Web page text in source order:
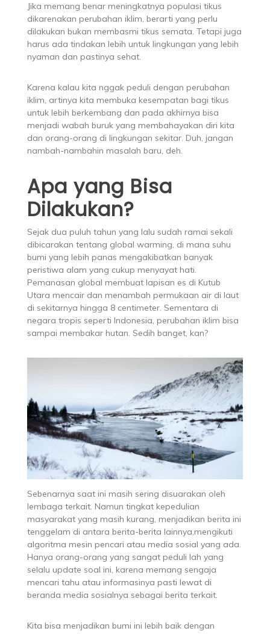
Jika memang benar meningkatnya populasi tikus
dikarenakan perubahan iklim, berarti yang perlu
dilakukan bukan membasmi tikus semata. Tetapi juga
harus ada tindakan lebih untuk lingkungan yang lebih
nyaman dan pastinya sehat.
Karena kalau kita nggak peduli dengan perubahan
iklim, artinya kita membuka kesempatan bagi tikus
untuk lebih berkembang dan pada akhirnya bisa
menjadi wabah buruk yang membahayakan diri kita
dan orang-orang di lingkungan sekitar. Duh, jangan
nambah-nambahin masalah baru, deh.
Apa yang Bisa
Dilakukan?
Sejak dua puluh tahun yang lalu sudah ramai sekali
dibicarakan tentang global warming, di mana suhu
bumi yang lebih panas mengakibatkan banyak
peristiwa alam yang cukup menyayat hati.
Pemanasan global membuat lapisan es di Kutub
Utara mencair dan menambah permukaan air di laut
di sekitarnya hingga 8 centimeter. Sementara di
negara tropis seperti Indonesia, perubahan iklim bisa
sampai membakar hutan. Sedih banget, kan?
Sebenarnya saat ini masih sering disuarakan oleh
lembaga terkait. Namun tingkat kepedulian
masyarakat yang masih kurang, menjadikan berita ini
tenggelam di antara berita-berita lainnya,mengikuti
algoritma mesin pencari atau media sosial yang ada.
Hanya orang-orang yang sangat peduli lah yang
selalu update soal ini, karena memang sengaja
mencari tahu atau informasinya pasti lewat di
beranda media sosialnya sebagai berita terkait.
Kita bisa menjadikan bumi ini lebih baik dengan